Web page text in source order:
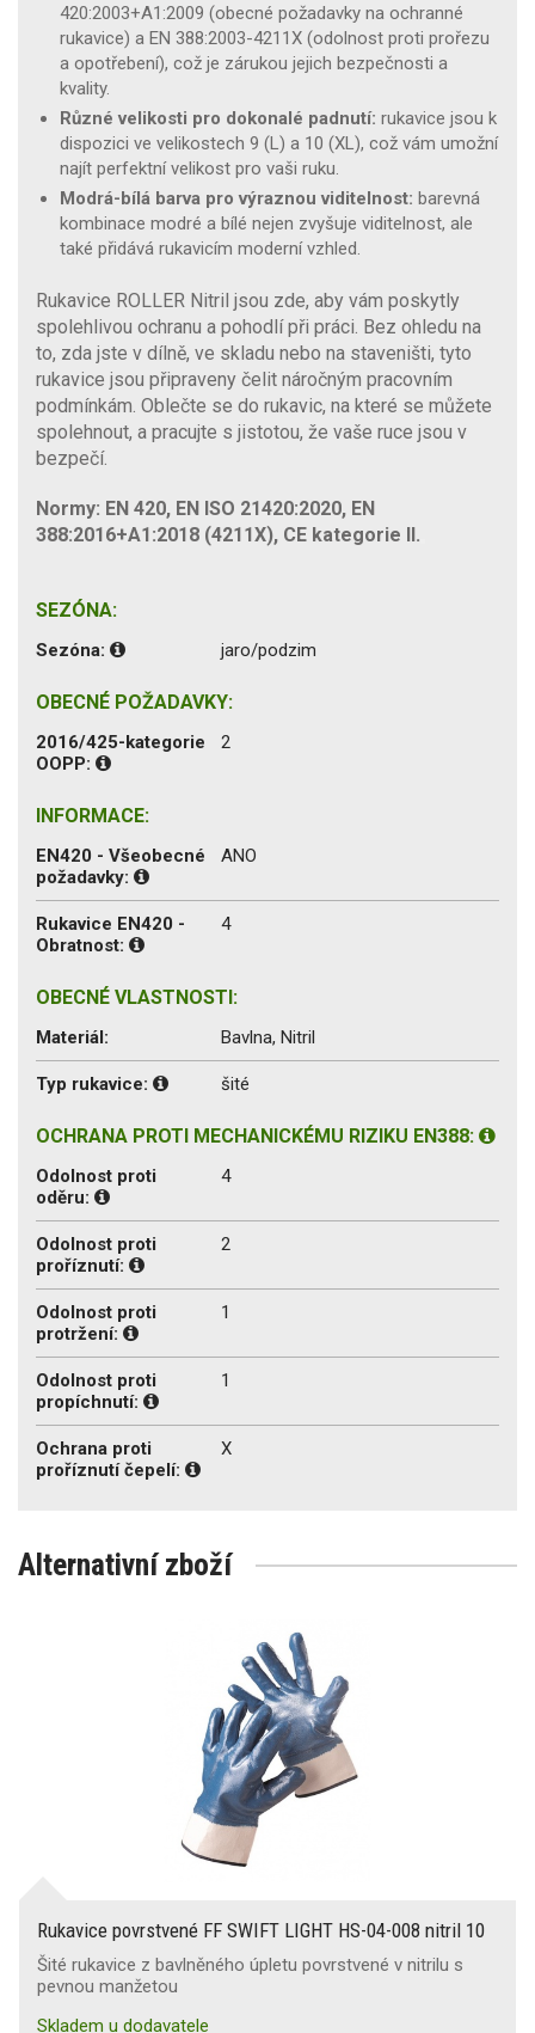
420:2003+A1:2009 (obecné požadavky na ochranné
rukavice) a EN 388:2003-4211X (odolnost proti prořezu
a opotřebení), což je zárukou jejich bezpečnosti a
kvality.
Různé velikosti pro dokonalé padnutí: rukavice jsou k
dispozici ve velikostech 9 (L) a 10 (XL), což vám umožní
najít perfektní velikost pro vaši ruku.
Modrá-bílá barva pro výraznou viditelnost: barevná
kombinace modré a bílé nejen zvyšuje viditelnost, ale
také přidává rukavicím moderní vzhled.
Rukavice ROLLER Nitril jsou zde, aby vám poskytly
spolehlivou ochranu a pohodlí při práci. Bez ohledu na
to, zda jste v dílně, ve skladu nebo na staveništi, tyto
rukavice jsou připraveny čelit náročným pracovním
podmínkám. Oblečte se do rukavic, na které se můžete
spolehnout, a pracujte s jistotou, že vaše ruce jsou v
bezpečí.
Normy: EN 420, EN ISO 21420:2020, EN
388:2016+A1:2018 (4211X), CE kategorie II.
SEZÓNA:
Sezóna: jaro/podzim
OBECNÉ POŽADAVKY:
2016/425-kategorie
OOPP:
2
INFORMACE:
EN420 - Všeobecné
požadavky:
ANO
Rukavice EN420 -
Obratnost:
4
OBECNÉ VLASTNOSTI:
Materiál: Bavlna, Nitril
Typ rukavice: šité
OCHRANA PROTI MECHANICKÉMU RIZIKU EN388:
Odolnost proti
oděru:
4
Odolnost proti
proříznutí:
2
Odolnost proti
protržení:
1
Odolnost proti
propíchnutí:
1
Ochrana proti
proříznutí čepelí:
X
Alternativní zboží
Rukavice povrstvené FF SWIFT LIGHT HS-04-008 nitril 10
Šité rukavice z bavlněného úpletu povrstvené v nitrilu s
pevnou manžetou
Skladem u dodavatele